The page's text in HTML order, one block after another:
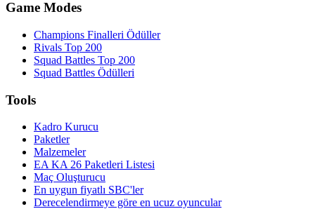
Game Modes
Champions Finalleri Ödüller
Rivals Top 200
Squad Battles Top 200
Squad Battles Ödülleri
Tools
Kadro Kurucu
Paketler
Malzemeler
EA KA 26 Paketleri Listesi
Maç Oluşturucu
En uygun fiyatlı SBC'ler
Derecelendirmeye göre en ucuz oyuncular